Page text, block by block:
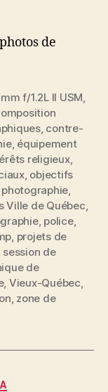
de
f/1.2L II USM
, contre-
, équipement
religieux,
, objectifs
photographie
Ville de Québec
, police,
projets de
session de
de
, Vieux-Québec
zone de